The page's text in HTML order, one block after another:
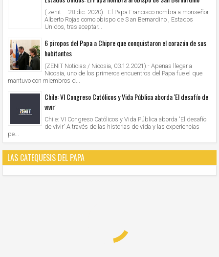
( zenit – 28 dic. 2020).- El Papa Francisco nombra a monseñor
Alberto Rojas como obispo de S an Bernardino , Estados
Unidos, tras aceptar...
6 piropos del Papa a Chipre que conquistaron el corazón de sus
habitantes
(ZENIT Noticias / Nicosia, 03.12.2021).- Apenas llegar a
Nicosia, uno de los primeros encuentros del Papa fue el que
mantuvo con miembros d...
Chile: VI Congreso Católicos y Vida Pública aborda 'El desafío de
vivir'
Chile: VI Congreso Católicos y Vida Pública aborda 'El desafío
de vivir' A través de las historias de vida y las experiencias
pe...
LAS CATEQUESIS DEL PAPA